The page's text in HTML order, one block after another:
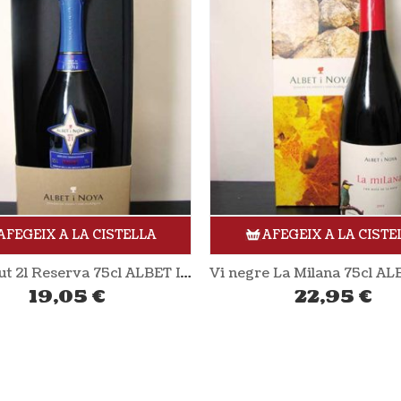
A LA CISTELLA
Vi negre La Milana 75cl ALBET I NOYA
22,95 €
AFEGEIX A LA
Vi rosat eòlic 75cl ÀRID
8,15€